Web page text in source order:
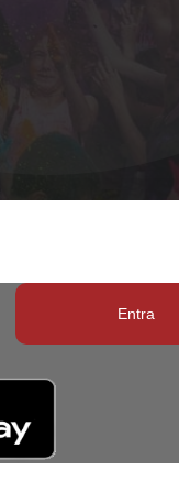
Entra